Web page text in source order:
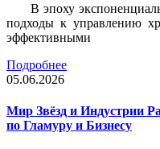
В эпоху
подходы к управлению
эффективными
Подробнее
05.06.2026
Мир Звёзд и Индустрии
по Гламуру и Бизнесу